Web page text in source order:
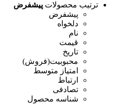
ترتیب محصولات پیشفرض
پیشفرض
دلخواه
نام
قیمت
تاریخ
محبوبیت(فروش)
امتیاز متوسط
ارتباط
تصادفی
شناسه محصول